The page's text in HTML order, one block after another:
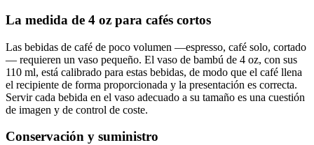
La medida de 4 oz para cafés cortos
Las bebidas de café de poco volumen —espresso, café solo, cortado
— requieren un vaso pequeño. El vaso de bambú de 4 oz, con sus
110 ml, está calibrado para estas bebidas, de modo que el café llena
el recipiente de forma proporcionada y la presentación es correcta.
Servir cada bebida en el vaso adecuado a su tamaño es una cuestión
de imagen y de control de coste.
Conservación y suministro